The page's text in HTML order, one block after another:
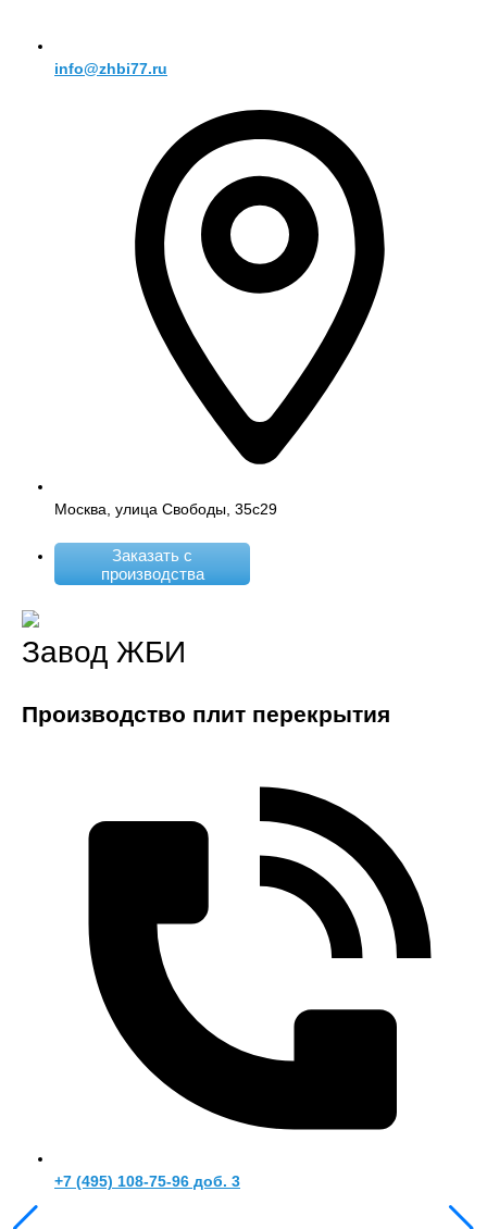
info@zhbi77.ru
Москва, улица Свободы, 35с29
Заказать с
производства
Завод ЖБИ
Производство плит перекрытия
+7 (495) 108-75-96 доб. 3